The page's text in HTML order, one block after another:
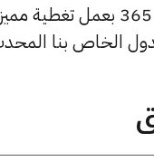
الخاص بنا